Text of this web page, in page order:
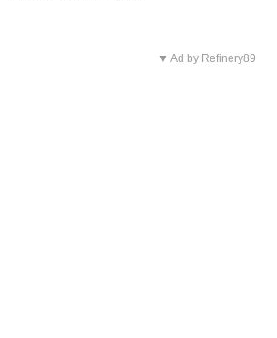
▼ Ad by Refinery89